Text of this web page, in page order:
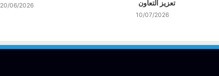
تعزيز التعاون
10/07/2026
20/06/2026